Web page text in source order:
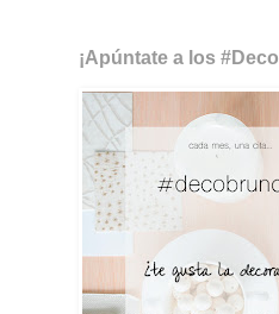
¡Apúntate a los